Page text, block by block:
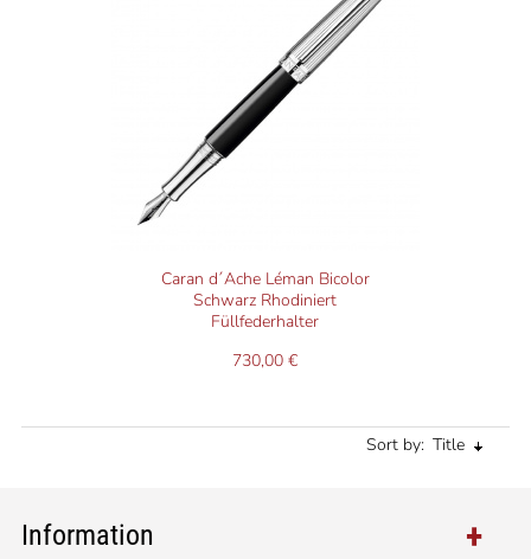
Caran d´Ache Léman Bicolor
Schwarz Rhodiniert
Füllfederhalter
730,00 €
Sort by: Title
Information